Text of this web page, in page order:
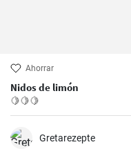
Ahorrar
Nidos de limón
🍋🍋🍋
Gretarezepte